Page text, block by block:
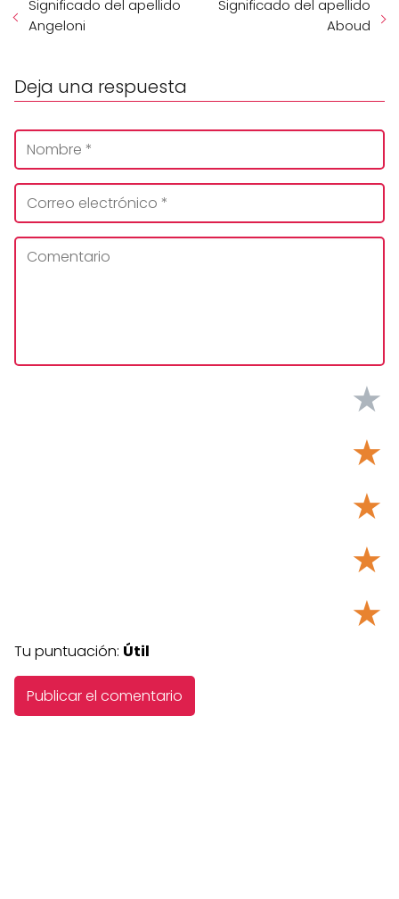
Significado del apellido
Angeloni
Significado del apellido
Aboud
Deja una respuesta
★
★
★
★
★
Tu puntuación: Útil